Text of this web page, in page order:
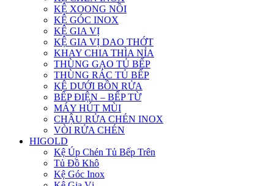
KỆ XOONG NỒI
KỆ GÓC INOX
KỆ GIA VỊ
KỆ GIA VỊ DAO THỚT
KHAY CHIA THÌA NỈA
THÙNG GẠO TỦ BẾP
THÙNG RÁC TỦ BẾP
KỆ DƯỚI BỒN RỬA
BẾP ĐIỆN – BẾP TỪ
MÁY HÚT MÙI
CHẬU RỬA CHÉN INOX
VÒI RỬA CHÉN
HIGOLD
Kệ Úp Chén Tủ Bếp Trên
Tủ Đồ Khô
Kệ Góc Inox